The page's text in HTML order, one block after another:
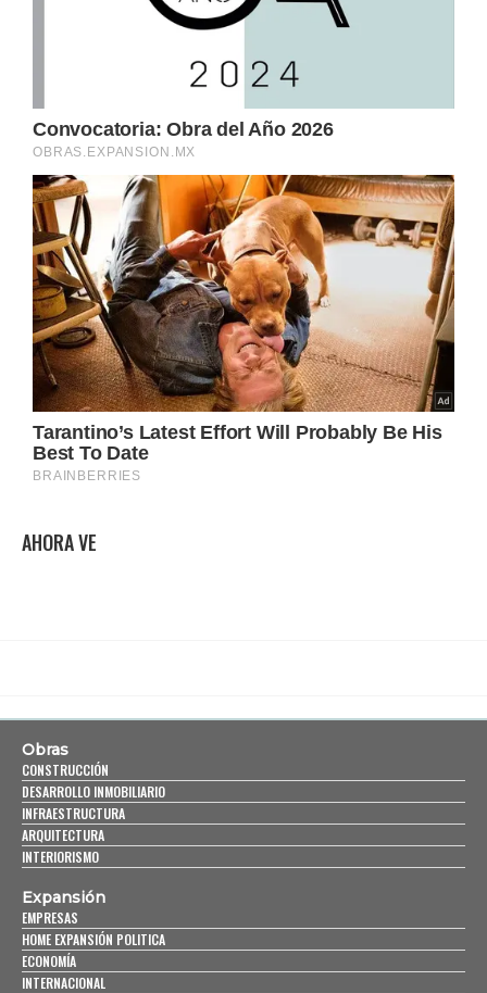
AHORA VE
Obras
CONSTRUCCIÓN
DESARROLLO INMOBILIARIO
INFRAESTRUCTURA
ARQUITECTURA
INTERIORISMO
Expansión
EMPRESAS
HOME EXPANSIÓN POLITICA
ECONOMÍA
INTERNACIONAL